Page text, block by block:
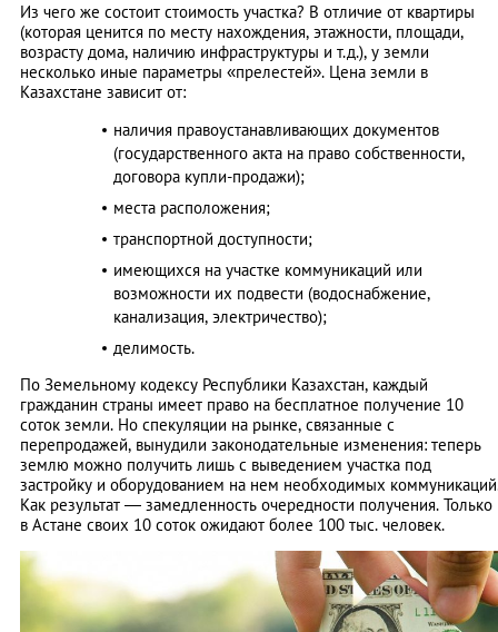
Из чего же состоит стоимость участка? В отличие от квартиры
(которая ценится по месту нахождения, этажности, площади,
возрасту дома, наличию инфраструктуры и т.д.), у земли
несколько иные параметры «прелестей». Цена земли в
Казахстане зависит от:
наличия правоустанавливающих документов
(государственного акта на право собственности,
договора купли-продажи);
места расположения;
транспортной доступности;
имеющихся на участке коммуникаций или
возможности их подвести (водоснабжение,
канализация, электричество);
делимость.
По Земельному кодексу Республики Казахстан, каждый
гражданин страны имеет право на бесплатное получение 10
соток земли. Но спекуляции на рынке, связанные с
перепродажей, вынудили законодательные изменения: теперь
землю можно получить лишь с выведением участка под
застройку и оборудованием на нем необходимых
Как результат — замедленность очередности получения. Только
в Астане своих 10 соток ожидают более 100 тыс. человек.